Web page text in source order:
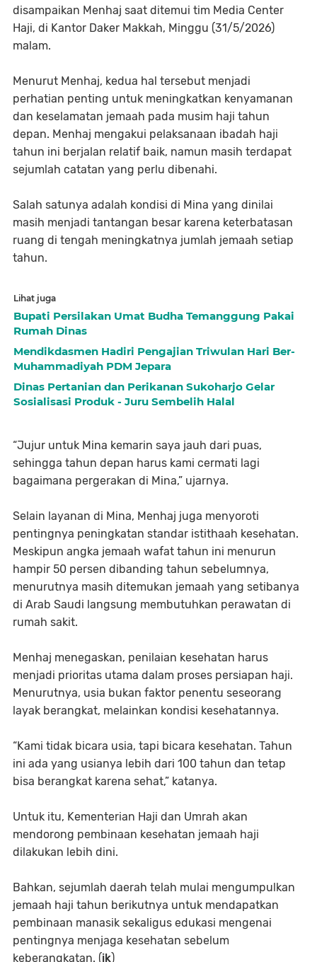
disampaikan Menhaj saat ditemui tim Media Center
Haji, di Kantor Daker Makkah, Minggu (31/5/2026)
malam.
Menurut Menhaj, kedua hal tersebut menjadi
perhatian penting untuk meningkatkan kenyamanan
dan keselamatan jemaah pada musim haji tahun
depan. Menhaj mengakui pelaksanaan ibadah haji
tahun ini berjalan relatif baik, namun masih terdapat
sejumlah catatan yang perlu dibenahi.
Salah satunya adalah kondisi di Mina yang dinilai
masih menjadi tantangan besar karena keterbatasan
ruang di tengah meningkatnya jumlah jemaah setiap
tahun.
Lihat juga
Bupati Persilakan Umat Budha Temanggung Pakai
Rumah Dinas
Mendikdasmen Hadiri Pengajian Triwulan Hari Ber-
Muhammadiyah PDM Jepara
Dinas Pertanian dan Perikanan Sukoharjo Gelar
Sosialisasi Produk - Juru Sembelih Halal
“Jujur untuk Mina kemarin saya jauh dari puas,
sehingga tahun depan harus kami cermati lagi
bagaimana pergerakan di Mina,” ujarnya.
Selain layanan di Mina, Menhaj juga menyoroti
pentingnya peningkatan standar istithaah kesehatan.
Meskipun angka jemaah wafat tahun ini menurun
hampir 50 persen dibanding tahun sebelumnya,
menurutnya masih ditemukan jemaah yang setibanya
di Arab Saudi langsung membutuhkan perawatan di
rumah sakit.
Menhaj menegaskan, penilaian kesehatan harus
menjadi prioritas utama dalam proses persiapan haji.
Menurutnya, usia bukan faktor penentu seseorang
layak berangkat, melainkan kondisi kesehatannya.
“Kami tidak bicara usia, tapi bicara kesehatan. Tahun
ini ada yang usianya lebih dari 100 tahun dan tetap
bisa berangkat karena sehat,” katanya.
Untuk itu, Kementerian Haji dan Umrah akan
mendorong pembinaan kesehatan jemaah haji
dilakukan lebih dini.
Bahkan, sejumlah daerah telah mulai mengumpulkan
jemaah haji tahun berikutnya untuk mendapatkan
pembinaan manasik sekaligus edukasi mengenai
pentingnya menjaga kesehatan sebelum
keberangkatan. (ik)